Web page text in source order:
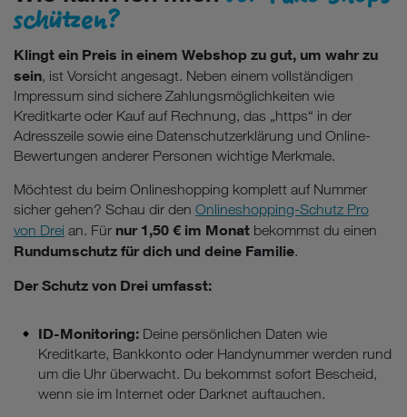
schützen?
Klingt ein Preis in einem Webshop zu gut, um wahr zu
sein, ist Vorsicht angesagt. Neben einem vollständigen
Impressum sind sichere Zahlungsmöglichkeiten wie
Kreditkarte oder Kauf auf Rechnung, das „https“ in der
Adresszeile sowie eine Datenschutzerklärung und Online-
Bewertungen anderer Personen wichtige Merkmale.
Möchtest du beim Onlineshopping komplett auf Nummer
sicher gehen? Schau dir den Onlineshopping-Schutz Pro
von Drei an. Für nur 1,50 € im Monat bekommst du einen
Rundumschutz für dich und deine Familie.
Der Schutz von Drei umfasst:
ID-Monitoring: Deine persönlichen Daten wie
Kreditkarte, Bankkonto oder Handynummer werden rund
um die Uhr überwacht. Du bekommst sofort Bescheid,
wenn sie im Internet oder Darknet auftauchen.